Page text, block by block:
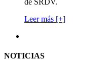
Leer más [+]
NOTICIAS